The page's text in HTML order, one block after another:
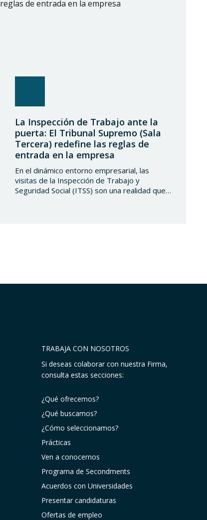
La Inspección de Trabajo ante la
puerta: El Tribunal Supremo (Sala
Tercera) redefine las reglas de
entrada en la empresa
En el dinámico entorno empresarial, las
visitas de la Inspección de Trabajo y
Seguridad Social (ITSS) son una realidad que
TRABAJA CON NOSOTROS
Si deseas colaborar con nuestra Firma,
consulta estas secciones:
¿Qué ofrecemos?
¿Qué buscamos?
¿Cómo seleccionamos?
Prácticas
Ven a conocernos
Programa de Secondments
Acuerdos con Universidades
Presentar candidaturas
Ofertas de empleo